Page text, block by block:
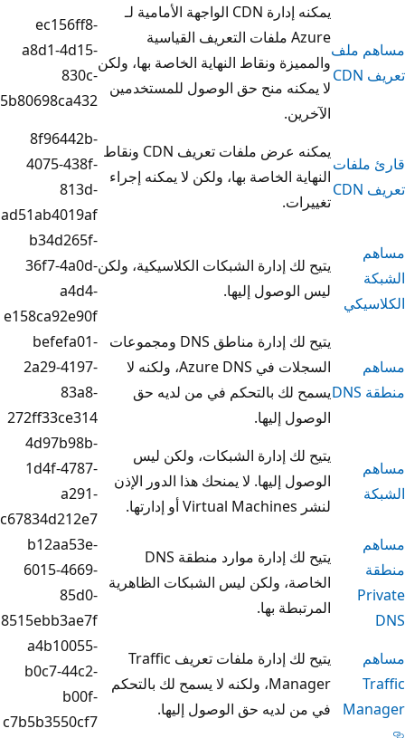
يمكنه إدارة CDN الواجهة الأمامية لـ
Azure ملفات التعريف القياسية
ونقاط النهاية الخاصة بها، ولكن
منح حق الوصول للمستخدمين
ec156ff8-
a8d1-4d15-
830c-
5b80698ca432
يمكنه عرض ملفات تعريف CDN ونقاط
الخاصة بها، ولكن لا يمكنه إجراء
4075-438f-
813d-
إدارة الشبكات الكلاسيكية، ولكن
إليها.
36f7-4a0d-
يتيح لك إدارة مناطق DNS ومجموعات
السجلات في Azure DNS، ولكنه لا
بالتحكم في من لديه حق
befefa01-
2a29-4197-
83a8-
إدارة الشبكات، ولكن ليس
إليها. لا يمنحك هذا الدور الإذن
1d4f-4787-
a291-
c67834d212e7
يتيح لك إدارة موارد منطقة DNS
ولكن ليس الشبكات الظاهرية
بها.
6015-4669-
85d0-
يتيح لك إدارة ملفات تعريف Traffic
Manager، ولكنه لا يسمح لك بالتحكم
حق الوصول إليها.
b0c7-44c2-
b00f-
c7b5b3550cf7